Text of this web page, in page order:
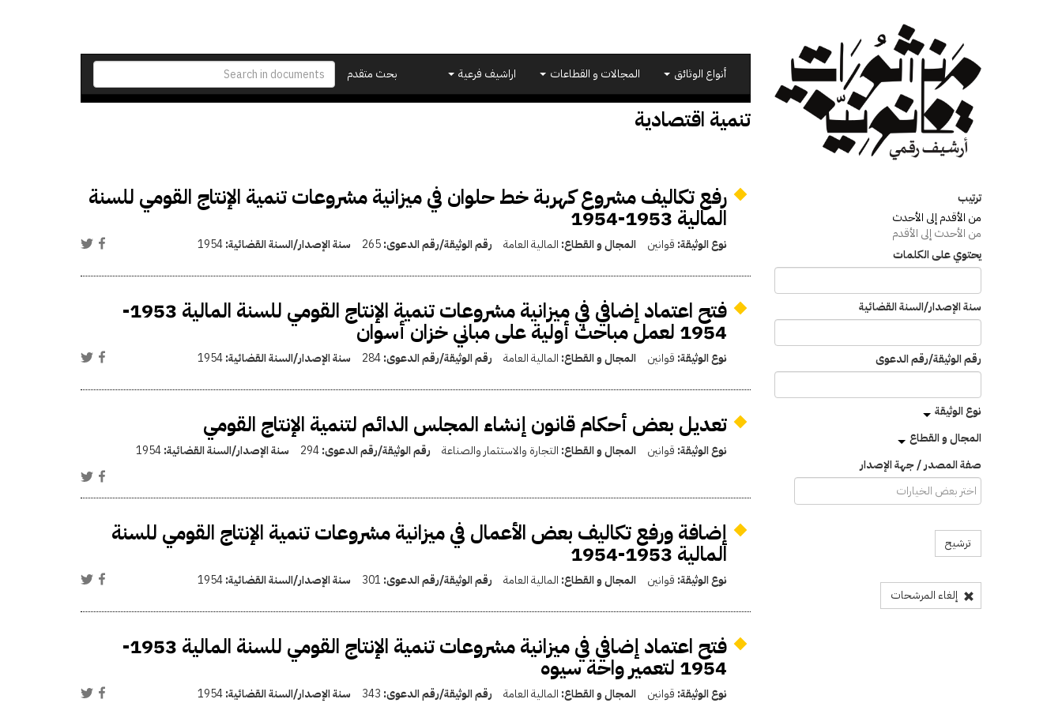
بحث متقدم
أنواع الوثائق المجالات و القطاعات اراشيف فرعية
تنمية اقتصادية
ترتيب
من الأقدم إلى الأحدث
من الأحدث إلى الأقدم
يحتوي على الكلمات
سنة الإصدار/السنة القضائية
رقم الوثيقة/رقم الدعوى
نوع الوثيقة
المجال و القطاع
صفة المصدر / جهة الإصدار
ترشيح
إلغاء المرشحات
رفع تكاليف مشروع كهربة خط حلوان في ميزانية مشروعات تنمية الإنتاج القومي للسنة
المالية 1953-1954
نوع الوثيقة: قوانين المجال و القطاع: المالية العامة رقم الوثيقة/رقم الدعوى:265 سنة الإصدار/السنة القضائية:1954
فتح اعتماد إضافي في ميزانية مشروعات تنمية الإنتاج القومي للسنة المالية 1953-
1954 لعمل مباحث أولية على مباني خزان أسوان
نوع الوثيقة: قوانين المجال و القطاع: المالية العامة رقم الوثيقة/رقم الدعوى:284 سنة الإصدار/السنة القضائية:1954
تعديل بعض أحكام قانون إنشاء المجلس الدائم لتنمية الإنتاج القومي
نوع الوثيقة: قوانين المجال و القطاع: التجارة والاستثمار والصناعة رقم الوثيقة/رقم الدعوى:294 سنة الإصدار/السنة القضائية:1954
إضافة ورفع تكاليف بعض الأعمال في ميزانية مشروعات تنمية الإنتاج القومي للسنة
المالية 1953-1954
نوع الوثيقة: قوانين المجال و القطاع: المالية العامة رقم الوثيقة/رقم الدعوى: 301 سنة الإصدار/السنة القضائية:1954
فتح اعتماد إضافي في ميزانية مشروعات تنمية الإنتاج القومي للسنة المالية 1953-
1954 لتعمير واحة سيوه
نوع الوثيقة: قوانين المجال و القطاع: المالية العامة رقم الوثيقة/رقم الدعوى: 343 سنة الإصدار/السنة القضائية:1954